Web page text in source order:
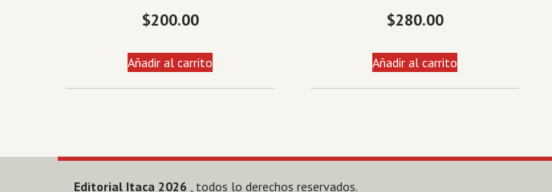
$200.00
Añadir al carrito
$280.00
Añadir al carrito
Editorial Itaca 2026 , todos lo derechos reservados.